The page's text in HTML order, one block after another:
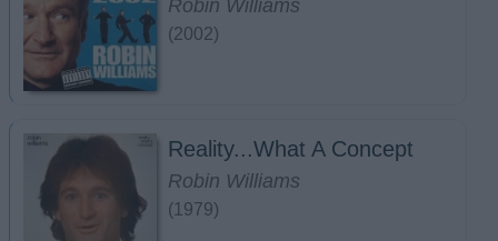
Robin Williams
(2002)
Reality...What A Concept
Robin Williams
(1979)